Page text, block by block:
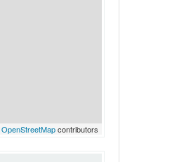
OpenStreetMapcontributors